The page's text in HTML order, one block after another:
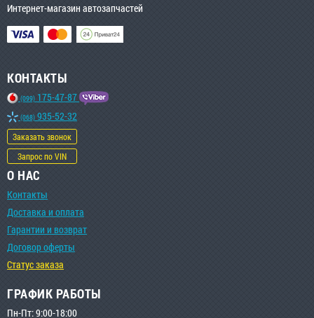
Интернет-магазин автозапчастей
КОНТАКТЫ
(099) 175-47-87
(068) 935-52-32
Заказать звонок
Запрос по VIN
О НАС
Контакты
Доставка и оплата
Гарантии и возврат
Договор оферты
Статус заказа
ГРАФИК РАБОТЫ
Пн-Пт: 9:00-18:00